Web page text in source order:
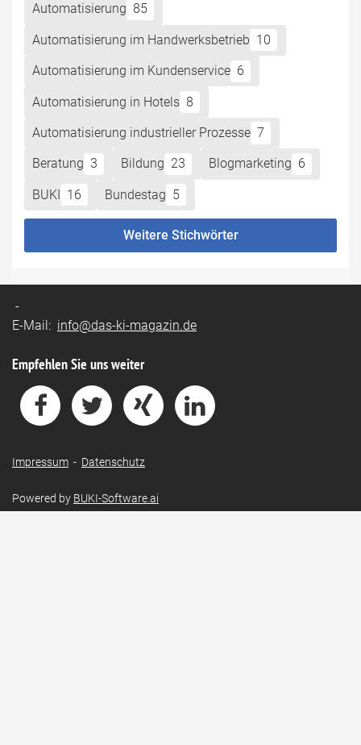
Automatisierung 85
Automatisierung im Handwerksbetrieb 10
Automatisierung im Kundenservice 6
Automatisierung in Hotels 8
Automatisierung industrieller Prozesse 7
Beratung 3 Bildung 23 Blogmarketing 6
BUKI 16 Bundestag 5
Weitere Stichwörter
-
E-Mail: info@das-ki-magazin.de
Empfehlen Sie uns weiter
Impressum - Datenschutz
Powered by BUKI-Software.ai